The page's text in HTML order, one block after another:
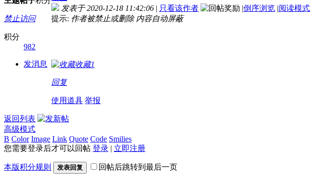
禁止访问
积分
982
发消息
发表于 2020-12-18 11:42:06 | 只看该作者 |倒序浏览 |阅读模式
提示: 作者被禁止或删除 内容自动屏蔽
收藏1
回复
使用道具 举报
返回列表
高级模式
B Color Image Link Quote Code Smilies
您需要登录后才可以回帖 登录 | 立即注册
本版积分规则 发表回复 回帖后跳转到最后一页